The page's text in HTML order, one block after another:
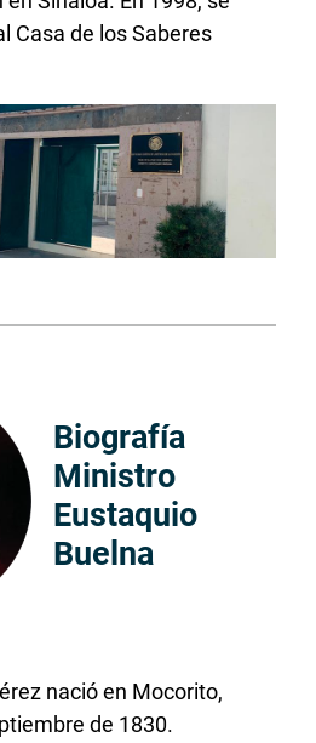
Casa de los Saberes
Biografía
Ministro
Eustaquio
Buelna
nació en Mocorito,
de 1830.